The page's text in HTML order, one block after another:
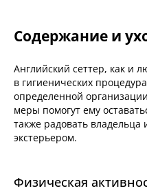
Содержание и
Английский сеттер, как и
в гигиенических
определенной
меры помогут ему
также радовать
экстерьером.
Физическая